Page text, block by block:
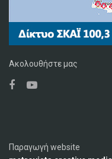
Ακολουθήστε μας
Παραγωγή website